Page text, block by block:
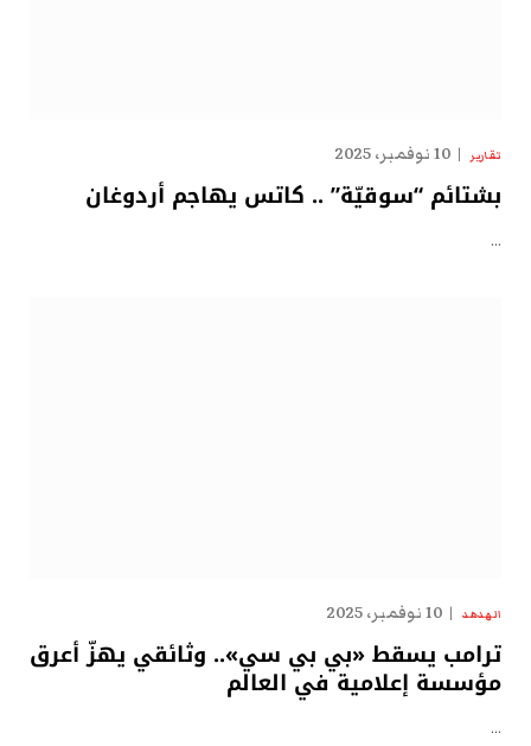
تقارير 10 نوفمبر، 2025
بشتائم “سوقيّة” .. كاتس يهاجم أردوغان
…
الهدهد 10 نوفمبر، 2025
ترامب يسقط «بي بي سي».. وثائقي يهزّ أعرق
مؤسسة إعلامية في العالم
…